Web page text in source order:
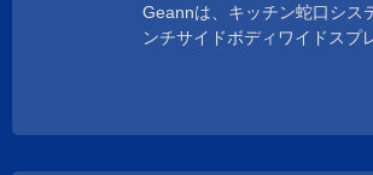
Geannは、キッチン蛇口シス
ンチサイドボディワイドスプ
ディ広範囲のラフインバルブ